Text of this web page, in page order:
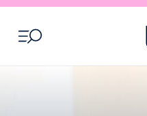
OUVRIR LE MENU